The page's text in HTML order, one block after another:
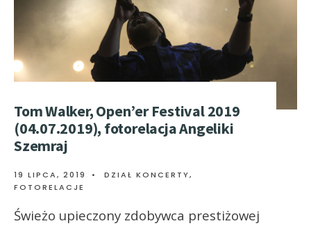
Tom Walker, Open’er Festival 2019
(04.07.2019), fotorelacja Angeliki
Szemraj
19 LIPCA, 2019 • DZIAŁ KONCERTY,
FOTORELACJE
Świeżo upieczony zdobywca prestiżowej